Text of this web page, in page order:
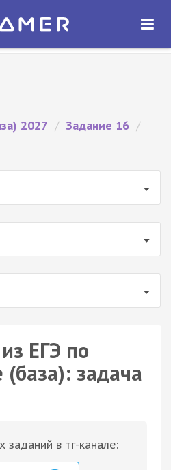
ОТКРЫТЬ
2027 / Задание 16 /
ЕГЭ по
задача
заданий в тг-канале: